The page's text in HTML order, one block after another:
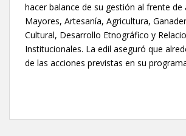
hacer balance de su gestión al frente de
Mayores, Artesanía, Agricultura,
Cultural, Desarrollo Etnográfico y
Institucionales. La edil aseguró que
de las acciones previstas en su